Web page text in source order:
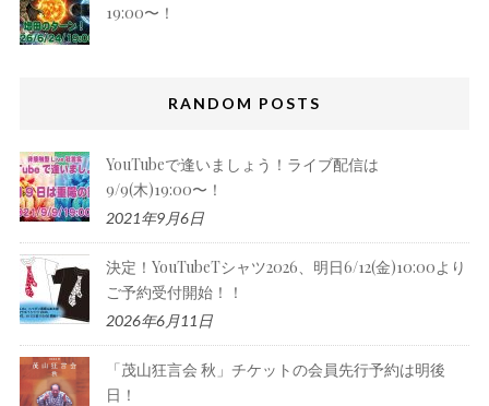
19:00〜！
RANDOM POSTS
YouTubeで逢いましょう！ライブ配信は
9/9(木)19:00〜！
2021年9月6日
決定！YouTubeTシャツ2026、明日6/12(金)10:00より
ご予約受付開始！！
2026年6月11日
「茂山狂言会 秋」チケットの会員先行予約は明後
日！